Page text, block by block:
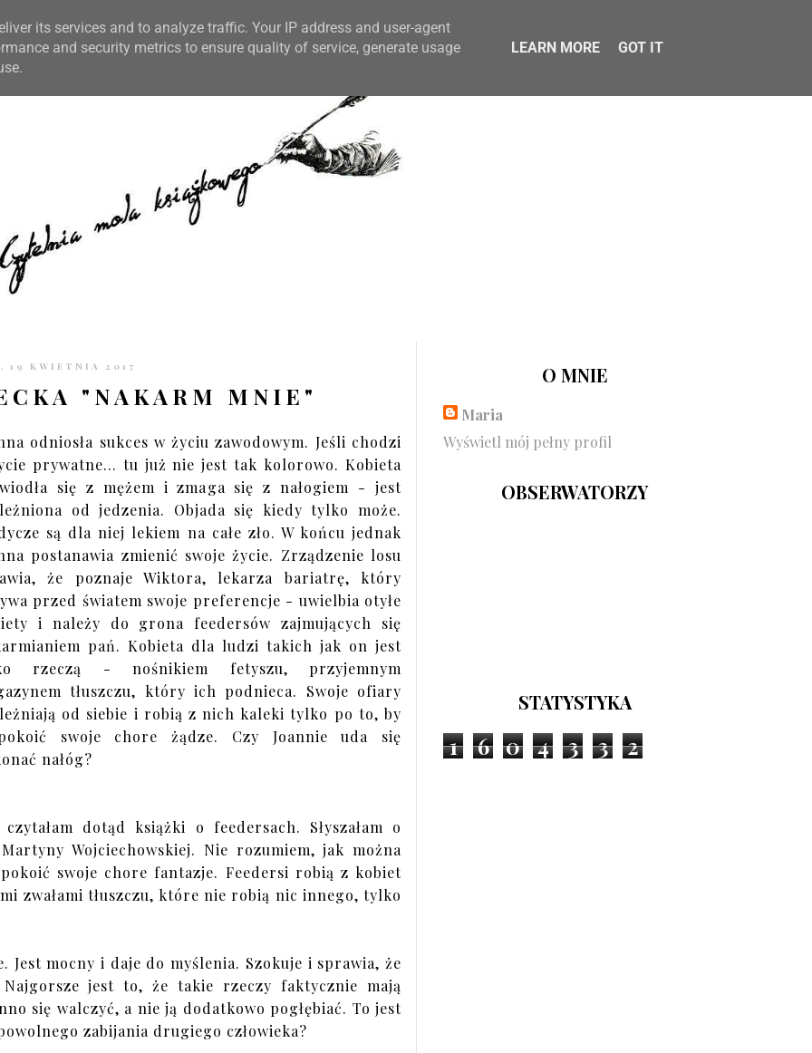
KONTAKT CZYTELNIA PO GODZINACH
19 KWIETNIA 2017
"NAKARM MNIE"
odniosła sukces w życiu zawodowym. Jeśli chodzi
prywatne... tu już nie jest tak kolorowo. Kobieta
się z mężem i zmaga się z nałogiem - jest
od jedzenia. Objada się kiedy tylko może.
są dla niej lekiem na całe zło. W końcu jednak
postanawia zmienić swoje życie. Zrządzenie losu
że poznaje Wiktora, lekarza bariatrę, który
przed światem swoje preferencje - uwielbia otyłe
i należy do grona feedersów zajmujących się
pań. Kobieta dla ludzi takich jak on jest
rzeczą - nośnikiem fetyszu, przyjemnym
tłuszczu, który ich podnieca. Swoje ofiary
od siebie i robią z nich kaleki tylko po to, by
swoje chore żądze. Czy Joannie uda się
nałóg?
czytałam dotąd książki o feedersach. Słyszałam o
Wojciechowskiej. Nie rozumiem, jak można
swoje chore fantazje. Feedersi robią z kobiet
zwałami tłuszczu, które nie robią nic innego, tylko
mocny i daje do myślenia. Szokuje i sprawia, że
jest to, że takie rzeczy faktycznie mają
się walczyć, a nie ją dodatkowo pogłębiać. To jest
zabijania drugiego człowieka?
O MNIE
Maria
Wyświetl mój pełny profil
OBSERWATORZY
STATYSTYKA
1 6 0 4 3 3 2
its services and to analyze traffic. Your IP address and user-agent
and security metrics to ensure quality of service, generate usage
LEARN MORE GOT IT